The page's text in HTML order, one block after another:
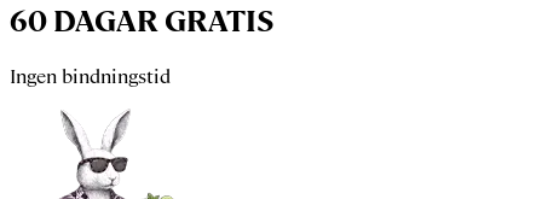
60 DAGAR GRATIS
Ingen bindningstid